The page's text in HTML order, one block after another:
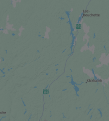
MANIFESTATION
La Traversée
Jean
MUSÉE / SITE
Boulangerie
boulangerie